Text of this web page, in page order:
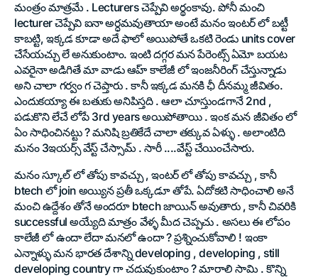
మంత్రం మాత్రమే . Lecturers చెప్పేవి అర్థంకావు. పోనీ మంచి
lecturer చెప్పేవి ఐనా అర్ధమవుతాయా అంటే మనం ఇంటర్ లో బట్టీ
కాబట్టి, ఇక్కడ కూడా అదే ఫాలో అయిపోతే ఒకటి రెండు units cover
చేసేయచ్చు లే అనుకుంటాం. ఇంటి దగ్గర మన పేరెంట్స్ ఏమో బయట
ఎవరైనా అడిగితే మా వాడు ఆహ్ కాలేజీ లో ఇంజనీరింగ్ చేస్తున్నాడు
అని చాలా గర్వం గ చెప్తారు . కానీ ఇక్కడ మనకి ఛీ దీనమ్మ జీవితం.
ఎందుకయ్యా ఈ బతుకు అనిపిస్తది . ఆలా చూస్తుండగానే 2nd ,
పడుకొని లేచే లోపే 3rd years అయిపోతాయి . ఇంక మన జీవితం లో
ఏం సాధించినట్టు ? మనిషి బ్రతికేదే చాలా తక్కువ ఏళ్ళు . అలాంటిది
మనం 3ఇయర్స్ వేస్ట్ చేస్సామ్ . సారీ ....వేస్ట్ చేయించేసారు.
మనం స్కూల్ లో తోపు కావచ్చు , ఇంటర్ లో తోపు కావచ్చు , కానీ
btech లో join అయ్యిన ప్రతీ ఒక్కడూ తోపే. ఏదోకటి సాధించాలి అనే
మంచి ఉద్దేశం తోనే అందరూ btech జాయిన్ అవుతారు , కానీ చివరికి
successful అయ్యేది మాత్రం వేళ్ళ మీద చెప్పచు . అసలు ఈ లోపం
కాలేజీ లో ఉందా లేదా మనలో ఉందా ? ప్రశ్నించుకోవాలి ! ఇంకా
ఎన్నాళ్ళు మన భారత దేశాన్ని developing , developing , still
developing country గా చదువుకుంటాం ? మారాలి సామి . కొన్ని